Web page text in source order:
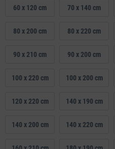
60 x 120 cm 70 x 140 cm
80 x 200 cm 80 x 220 cm
90 x 210 cm 90 x 200 cm
100 x 220 cm 100 x 200 cm
120 x 220 cm 140 x 190 cm
140 x 200 cm 140 x 220 cm